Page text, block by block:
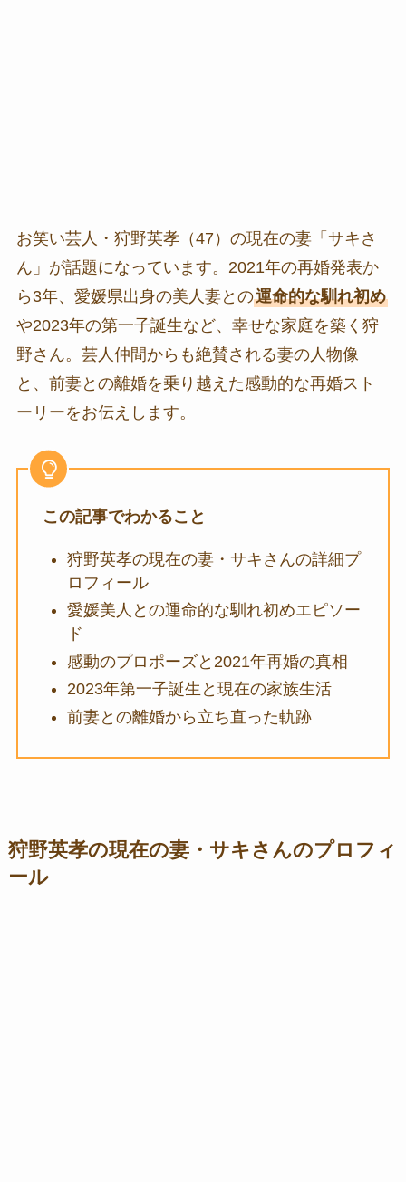
お笑い芸人・狩野英孝（47）の現在の妻「サキさ
ん」が話題になっています。2021年の再婚発表か
ら3年、愛媛県出身の美人妻との運命的な馴れ初め
や2023年の第一子誕生など、幸せな家庭を築く狩
野さん。芸人仲間からも絶賛される妻の人物像
と、前妻との離婚を乗り越えた感動的な再婚スト
ーリーをお伝えします。
この記事でわかること
狩野英孝の現在の妻・サキさんの詳細プ
ロフィール
愛媛美人との運命的な馴れ初めエピソー
ド
感動のプロポーズと2021年再婚の真相
2023年第一子誕生と現在の家族生活
前妻との離婚から立ち直った軌跡
狩野英孝の現在の妻・サキさんのプロフィ
ール